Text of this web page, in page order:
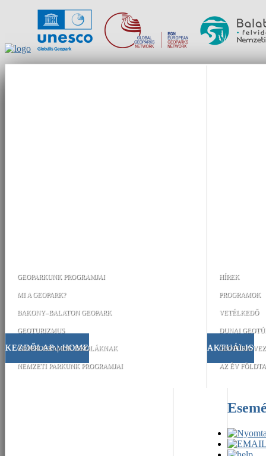
KEZDŐLAP | HOME
GEOPARKUNK PROGRAMJAI
MI A GEOPARK?
BAKONY–BALATON GEOPARK
GEOTURIZMUS
GEOPROGRAMOK ISKOLÁKNAK
NEMZETI PARKUNK PROGRAMJAI
AKTUÁLIS
HÍREK
PROGRAMOK
VETÉLKEDŐ
DUNAI
GEOTÚRA-
AZ ÉV